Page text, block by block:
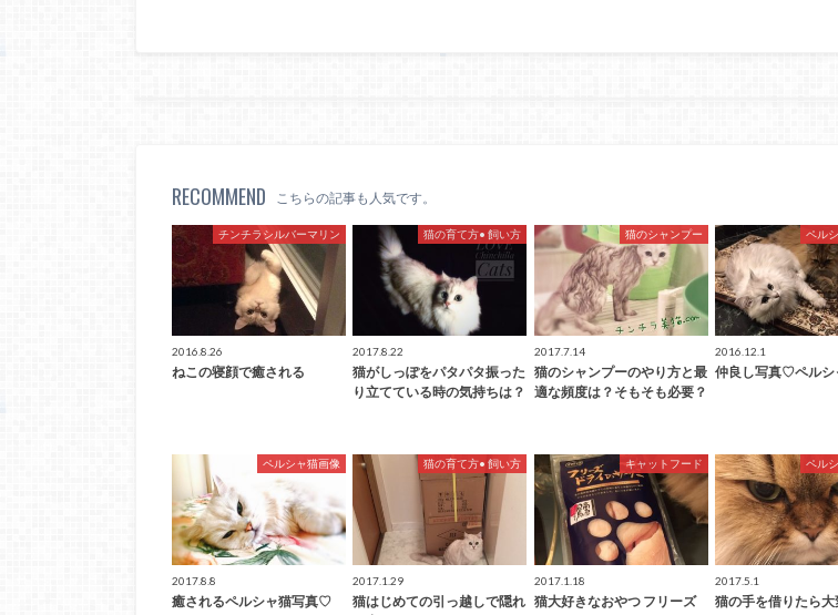
RECOMMEND こちらの記事も人気です。
チンチラシルバーマリン
2016.8.26
ねこの寝顔で癒される
猫の育て方• 飼い方
2017.8.22
猫がしっぽをパタパタ振った
り立てている時の気持ちは？
猫のシャンプー
2017.7.14
猫のシャンプーのやり方と最
適な頻度は？そもそも必要？
ペル
2016.12.1
仲良し写真♡ペルシ
ペルシャ猫画像
2017.8.8
癒されるペルシャ猫写真♡
猫の育て方• 飼い方
2017.1.29
猫はじめての引っ越しで隠れ
キャットフード
2017.1.18
猫大好きなおやつ フリーズ
ペル
2017.5.1
猫の手を借りたら大